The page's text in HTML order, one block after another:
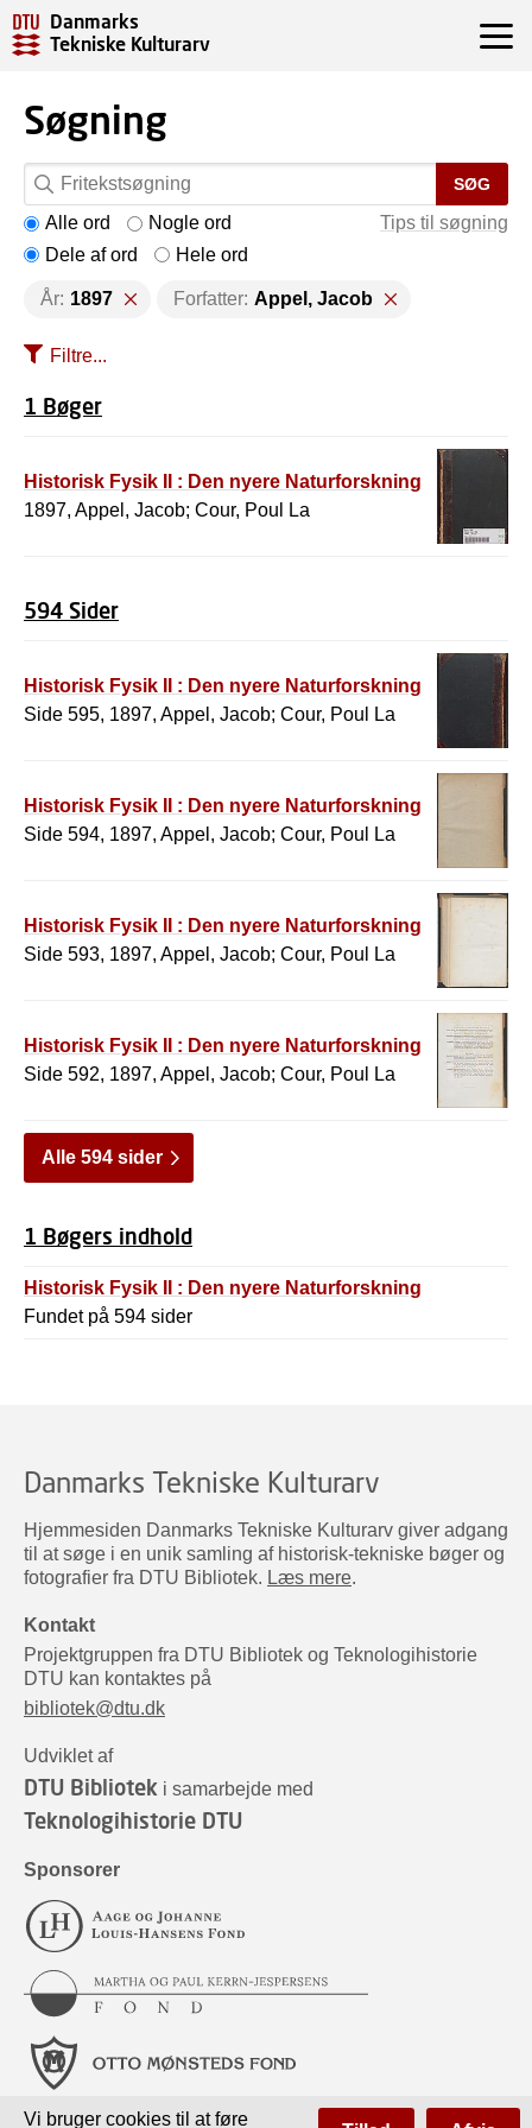
Danmarks
Tekniske Kulturarv
Søgning
SØG
Tips til søgning
Alle ord
Nogle ord
Dele af ord
Hele ord
År: 1897 Forfatter: Appel, Jacob
Filtre...
1 Bøger
Historisk Fysik II : Den nyere Naturforskning
1897, Appel, Jacob; Cour, Poul La
594 Sider
Historisk Fysik II : Den nyere Naturforskning
Side 595, 1897, Appel, Jacob; Cour, Poul La
Historisk Fysik II : Den nyere Naturforskning
Side 594, 1897, Appel, Jacob; Cour, Poul La
Historisk Fysik II : Den nyere Naturforskning
Side 593, 1897, Appel, Jacob; Cour, Poul La
Historisk Fysik II : Den nyere Naturforskning
Side 592, 1897, Appel, Jacob; Cour, Poul La
Alle 594 sider
1 Bøgers indhold
Historisk Fysik II : Den nyere Naturforskning
Fundet på 594 sider
Danmarks Tekniske Kulturarv
Hjemmesiden Danmarks Tekniske Kulturarv giver adgang
til at søge i en unik samling af historisk-tekniske bøger og
fotografier fra DTU Bibliotek. Læs mere.
Kontakt
Projektgruppen fra DTU Bibliotek og Teknologihistorie
DTU kan kontaktes på
bibliotek@dtu.dk
Udviklet af
DTU Bibliotek i samarbejde med
Teknologihistorie DTU
Sponsorer
Vi bruger cookies til at føre